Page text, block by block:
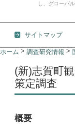
し、グローバ
サイトマップ
コンテンツに移動
ホーム > 調査研究情報 >
(新)志賀町
策定調査
概要